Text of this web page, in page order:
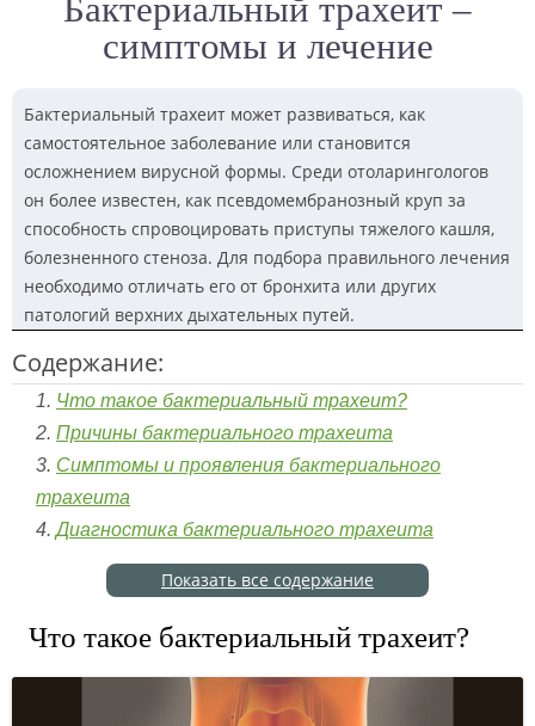
Бактериальный трахеит –
симптомы и лечение
Бактериальный трахеит может развиваться, как
самостоятельное заболевание или становится
осложнением вирусной формы. Среди отоларингологов
он более известен, как псевдомембранозный круп за
способность спровоцировать приступы тяжелого кашля,
болезненного стеноза. Для подбора правильного лечения
необходимо отличать его от бронхита или других
патологий верхних дыхательных путей.
Содержание:
Что такое бактериальный трахеит?
Причины бактериального трахеита
Симптомы и проявления бактериального
трахеита
Диагностика бактериального трахеита
Показать все содержание
Что такое бактериальный трахеит?